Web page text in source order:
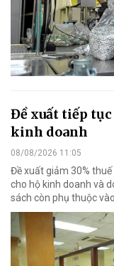
Đề xuất tiếp
kinh doanh
08/08/2026 11:05
Đề xuất giảm 30%
cho hộ kinh doanh và
sách còn phụ thuộc